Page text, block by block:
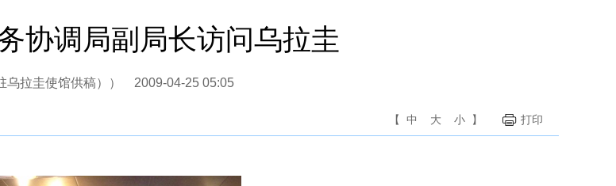
协调局副局长访问乌拉圭
乌拉圭使馆供稿）） 2009-04-25 05:05
【 中 大 小 】 打印